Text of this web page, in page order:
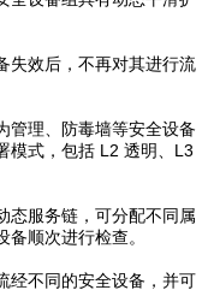
失效后，不再对其进行流
管理、防毒墙等安全设备
模式，包括 L2 透明、L3
态服务链，可分配不同属
顺次进行检查。
经不同的安全设备，并可